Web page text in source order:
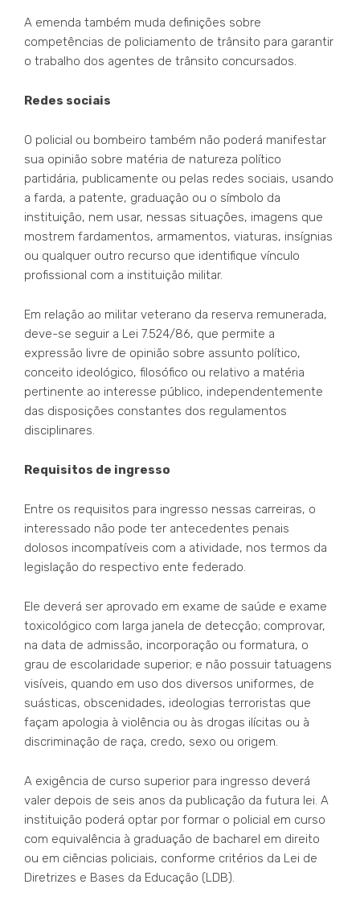
A emenda também muda definições sobre
competências de policiamento de trânsito para garantir
o trabalho dos agentes de trânsito concursados.
Redes sociais
O policial ou bombeiro também não poderá manifestar
sua opinião sobre matéria de natureza político
partidária, publicamente ou pelas redes sociais, usando
a farda, a patente, graduação ou o símbolo da
instituição, nem usar, nessas situações, imagens que
mostrem fardamentos, armamentos, viaturas, insígnias
ou qualquer outro recurso que identifique vínculo
profissional com a instituição militar.
Em relação ao militar veterano da reserva remunerada,
deve-se seguir a Lei 7.524/86, que permite a
expressão livre de opinião sobre assunto político,
conceito ideológico, filosófico ou relativo a matéria
pertinente ao interesse público, independentemente
das disposições constantes dos regulamentos
disciplinares.
Requisitos de ingresso
Entre os requisitos para ingresso nessas carreiras, o
interessado não pode ter antecedentes penais
dolosos incompatíveis com a atividade, nos termos da
legislação do respectivo ente federado.
Ele deverá ser aprovado em exame de saúde e exame
toxicológico com larga janela de detecção; comprovar,
na data de admissão, incorporação ou formatura, o
grau de escolaridade superior; e não possuir tatuagens
visíveis, quando em uso dos diversos uniformes, de
suásticas, obscenidades, ideologias terroristas que
façam apologia à violência ou às drogas ilícitas ou à
discriminação de raça, credo, sexo ou origem.
A exigência de curso superior para ingresso deverá
valer depois de seis anos da publicação da futura lei. A
instituição poderá optar por formar o policial em curso
com equivalência à graduação de bacharel em direito
ou em ciências policiais, conforme critérios da Lei de
Diretrizes e Bases da Educação (LDB).